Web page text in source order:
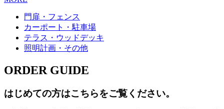
門扉・フェンス
カーポート・駐車場
テラス・ウッドデッキ
照明計画・その他
ORDER GUIDE
はじめての方はこちらをご覧ください。